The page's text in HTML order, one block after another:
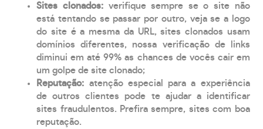
Sites clonados: verifique sempre se o site não
está tentando se passar por outro, veja se a logo
do site é a mesma da URL, sites clonados usam
domínios diferentes, nossa verificação de links
diminui em até 99% as chances de vocês cair em
um golpe de site clonado;
Reputação: atenção especial para a experiência
de outros clientes pode te ajudar a identificar
sites fraudulentos. Prefira sempre, sites com boa
reputação.